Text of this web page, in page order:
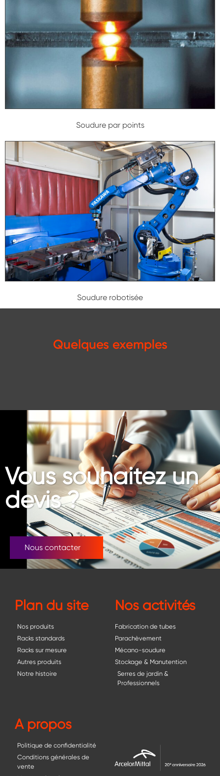
Soudure par points
Soudure robotisée
Quelques exemples
Vous souhaitez un
devis ?
Nous contacter
Plan du site
Nos produits
Racks standards
Racks sur mesure
Autres produits
Notre histoire
Nos activités
Fabrication de tubes
Parachèvement
Mécano-soudure
Stockage & Manutention
Serres de jardin &
Professionnels
A propos
Politique de confidentialité
Conditions générales de
vente